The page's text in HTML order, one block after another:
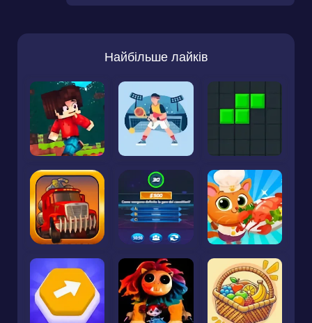
Найбільше лайків